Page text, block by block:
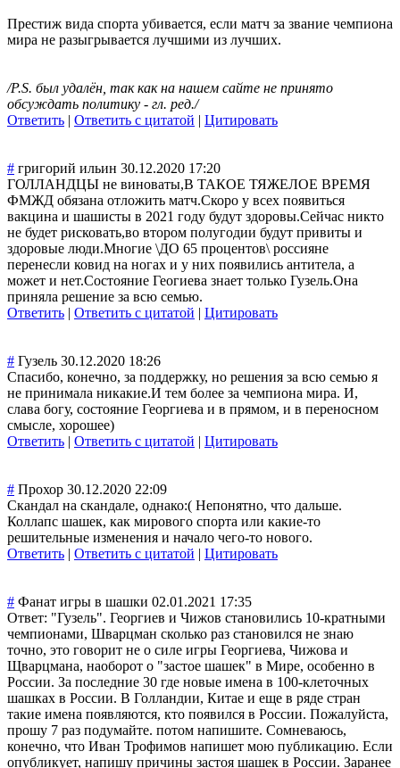
Престиж вида спорта убивается, если матч за звание чемпиона
мира не разыгрывается лучшими из лучших.
/P.S. был удалён, так как на нашем сайте не принято
обсуждать политику - гл. ред./
Ответить | Ответить с цитатой | Цитировать
# григорий ильин 30.12.2020 17:20
ГОЛЛАНДЦЫ не виноваты,В ТАКОЕ ТЯЖЕЛОЕ ВРЕМЯ
ФМЖД обязана отложить матч.Скоро у всех появиться
вакцина и шашисты в 2021 году будут здоровы.Сейчас никто
не будет рисковать,во втором полугодии будут привиты и
здоровые люди.Многие \ДО 65 процентов\ россияне
перенесли ковид на ногах и у них появились антитела, а
может и нет.Состояние Геогиева знает только Гузель.Она
приняла решение за всю семью.
Ответить | Ответить с цитатой | Цитировать
# Гузель 30.12.2020 18:26
Спасибо, конечно, за поддержку, но решения за всю семью я
не принимала никакие.И тем более за чемпиона мира. И,
слава богу, состояние Георгиева и в прямом, и в переносном
смысле, хорошее)
Ответить | Ответить с цитатой | Цитировать
# Прохор 30.12.2020 22:09
Скандал на скандале, однако:( Непонятно, что дальше.
Коллапс шашек, как мирового спорта или какие-то
решительные изменения и начало чего-то нового.
Ответить | Ответить с цитатой | Цитировать
# Фанат игры в шашки 02.01.2021 17:35
Ответ: "Гузель". Георгиев и Чижов становились 10-кратными
чемпионами, Шварцман сколько раз становился не знаю
точно, это говорит не о силе игры Георгиева, Чижова и
Щварцмана, наоборот о "застое шашек" в Мире, особенно в
России. За последние 30 где новые имена в 100-клеточных
шашках в России. В Голландии, Китае и еще в ряде стран
такие имена появляются, кто появился в России. Пожалуйста,
прошу 7 раз подумайте. потом напишите. Сомневаюсь,
конечно, что Иван Трофимов напишет мою публикацию. Если
опубликует, напишу причины застоя шашек в России. Заранее